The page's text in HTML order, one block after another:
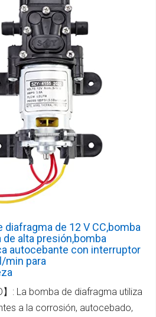
diafragma de 12 V CC,bomba
alta presión,bomba
autocebante con interruptor
min para
】: La bomba de diafragma utiliza
a la corrosión, autocebado,